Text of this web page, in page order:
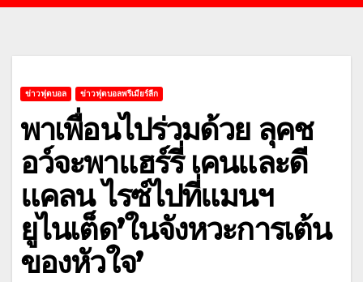
ข่าวฟุตบอล ข่าวฟุตบอลพรีเมียร์ลีก
พาเพื่อนไปร่วมด้วย ลุคช
อว์จะพาแฮร์รี่ เคนและดี
แคลน ไรซ์ไปที่แมนฯ
ยูไนเต็ด’ในจังหวะการเต้น
ของหัวใจ’